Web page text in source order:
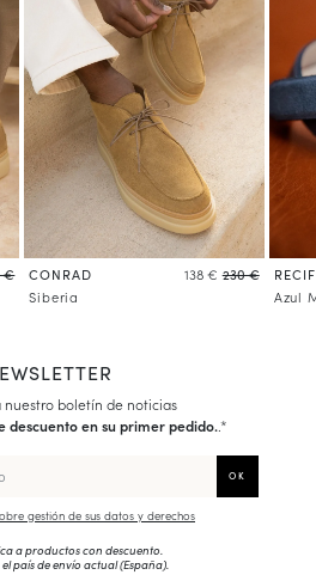
€
CONRAD 138 € 230 €
Siberia
Azul
nuestro boletín de noticias
descuento en su primer pedido..*
gestión de sus datos y derechos
a productos con descuento.
país de envío actual (España).